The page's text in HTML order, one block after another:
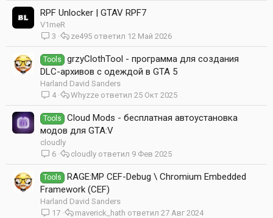
RPF Unlocker | GTAV RPF7
V1meR
3
12 Май 2026
ze495
Tools
grzyClothTool - программа для создания
DLC-архивов c одеждой в GTA 5
Harland David Sanders
4
25 Окт 2025
Whyzze
Tools
Cloud Mods - бесплатная автоустановка
модов для GTA:V
cloudly
6
9 Фев 2025
cloudly
Tools
RAGE:MP CEF-Debug \ Chromium Embedded
Framework (CEF)
Harland David Sanders
17
27 Авг 2024
maverick_hath